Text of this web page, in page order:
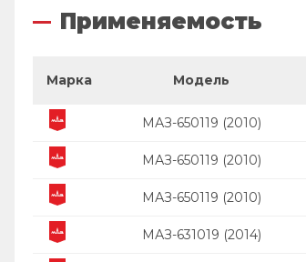
Применяемость
Марка Модель
МАЗ-650119 (2010)
МАЗ-650119 (2010)
МАЗ-650119 (2010)
МАЗ-631019 (2014)